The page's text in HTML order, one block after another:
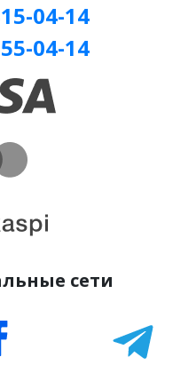
04-14
04-14
сети